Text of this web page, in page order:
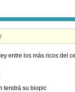
entre los más ricos del
tendrá su biopic